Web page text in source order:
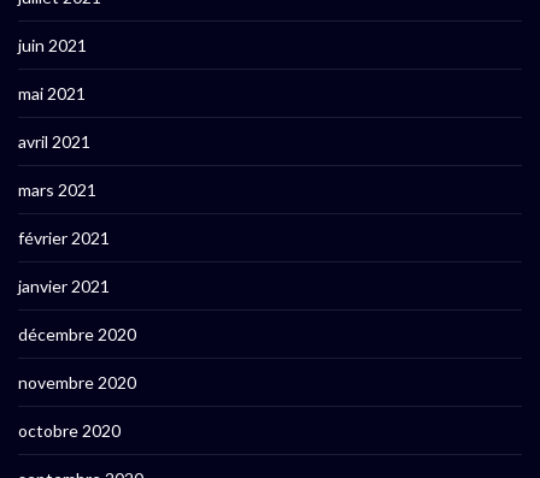
juin 2021
mai 2021
avril 2021
mars 2021
février 2021
janvier 2021
décembre 2020
novembre 2020
octobre 2020